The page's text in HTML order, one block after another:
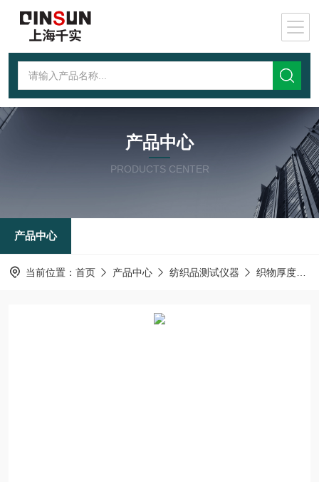
产品中心
PRODUCTS CENTER
产品中心
当前位置： 首页 产品中心 纺织品测试仪器 织物厚度测试仪